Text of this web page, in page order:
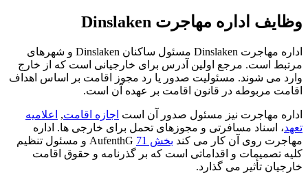
وظایف اداره مهاجرت Dinslaken
اداره مهاجرت Dinslaken مسئول ساکنان Dinslaken و شهرهای
مرتبط است. مرجع اولین آدرس برای خارجیانی است که از خارج
وارد می شوند. مسئولیت صدور یا رد مجوز اقامت بر اساس اهداف
اقامت مربوطه در قانون اقامت بر عهده آن است.
اداره مهاجرت نیز مسئول صدور آن است اجازه اقامت,
اعلامیه
تعهد، اسناد مسافرتی و مجوزهای تحمل برای خارجی ها. اداره
مهاجرت روی آن کار می کند بخش 71
AufenthG و مسئول تنظیم
کلیه تصمیمات و اقداماتی است که بر گذرنامه و حقوق اقامت
خارجیان تأثیر می گذارد.